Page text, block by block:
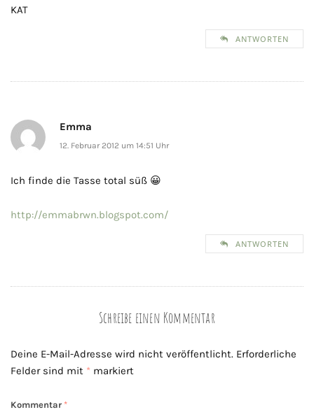
KAT
ANTWORTEN
Emma
12. Februar 2012 um 14:51 Uhr
Ich finde die Tasse total süß 😀
http://emmabrwn.blogspot.com/
ANTWORTEN
Schreibe einen Kommentar
Deine E-Mail-Adresse wird nicht veröffentlicht. Erforderliche
Felder sind mit * markiert
Kommentar *